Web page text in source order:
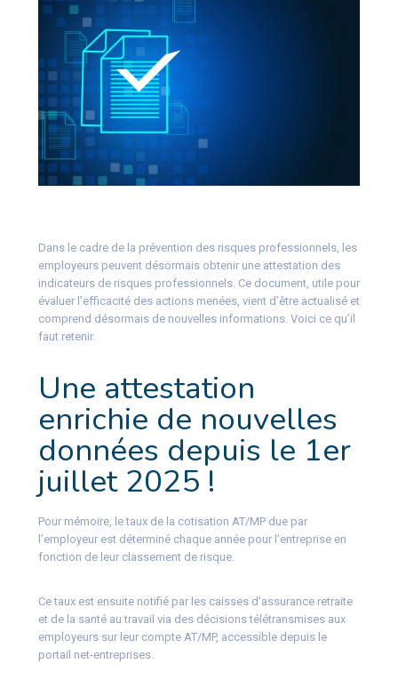
Dans le cadre de la prévention des risques professionnels, les
employeurs peuvent désormais obtenir une attestation des
indicateurs de risques professionnels. Ce document, utile pour
évaluer l’efficacité des actions menées, vient d’être actualisé et
comprend désormais de nouvelles informations. Voici ce qu’il
faut retenir.
Une attestation
enrichie de nouvelles
données depuis le 1er
juillet 2025 !
Pour mémoire, le taux de la cotisation AT/MP due par
l’employeur est déterminé chaque année pour l’entreprise en
fonction de leur classement de risque.
Ce taux est ensuite notifié par les caisses d’assurance retraite
et de la santé au travail via des décisions télétransmises aux
employeurs sur leur compte AT/MP, accessible depuis le
portail net-entreprises.